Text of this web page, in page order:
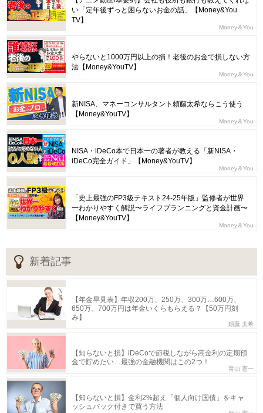
い「定年後ずっと困らないお金の話」【Money&You
TV】
Money＆You
やらないと1000万円以上の損！老後のお金で損しない方
法【Money&YouTV】
Money＆You
新NISA、マネーコンサルタント頼藤太希ならこう使う
【Money&YouTV】
Money＆You
NISA・iDeCo本で日本一の著者が教える「新NISA・
iDeCo完全ガイド」【Money&YouTV】
Money＆You
「史上最強のFP3級テキスト24-25年版」監修者が世界
一わかりやすく解説〜ライフプランニングと資金計画〜
【Money&YouTV】
Money＆You
新着記事
【年金早見表】年収200万、250万、300万…600万、
650万、700万円は年金いくらもらえる？【50万円刻
み】
頼藤 太希
【知らないと損】iDeCoで節税しながら高金利の定期預
金で貯めたい…最強の金融機関はこの2つ！
畠山 憲一
【知らないと損】金利2%超え「個人向け国債」をキャ
ッシュバック付きで買う方法